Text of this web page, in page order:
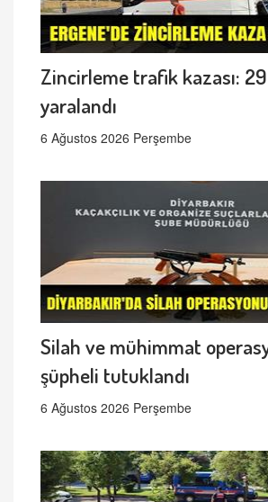
Zincirleme trafik kazası:
yaralandı
6 Ağustos 2026 Perşembe
Silah ve mühimmat
şüpheli tutuklandı
6 Ağustos 2026 Perşembe